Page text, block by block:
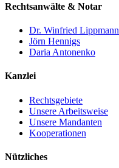
Rechtsanwälte & Notar
Dr. Winfried Lippmann
Jörn Hennigs
Daria Antonenko
Kanzlei
Rechtsgebiete
Unsere Arbeitsweise
Unsere Mandanten
Kooperationen
Nützliches